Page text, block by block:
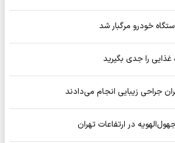
را جدی بگیرید
جراحی زیبایی انجام می‌دادند
در ارتفاعات تهران